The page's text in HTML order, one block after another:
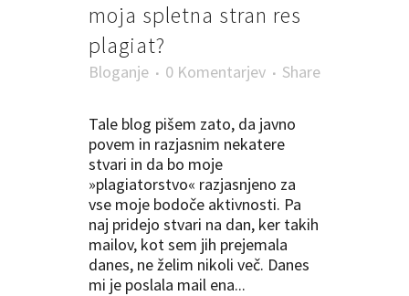
moja spletna stran res
plagiat?
Bloganje 0 Komentarjev Share
Tale blog pišem zato, da javno
povem in razjasnim nekatere
stvari in da bo moje
»plagiatorstvo« razjasnjeno za
vse moje bodoče aktivnosti. Pa
naj pridejo stvari na dan, ker takih
mailov, kot sem jih prejemala
danes, ne želim nikoli več. Danes
mi je poslala mail ena...